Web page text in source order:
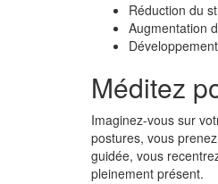
Réduction du
Augmentation
Méditez
Imaginez-vous sur
postures, vous
guidée, vous
pleinement présent.